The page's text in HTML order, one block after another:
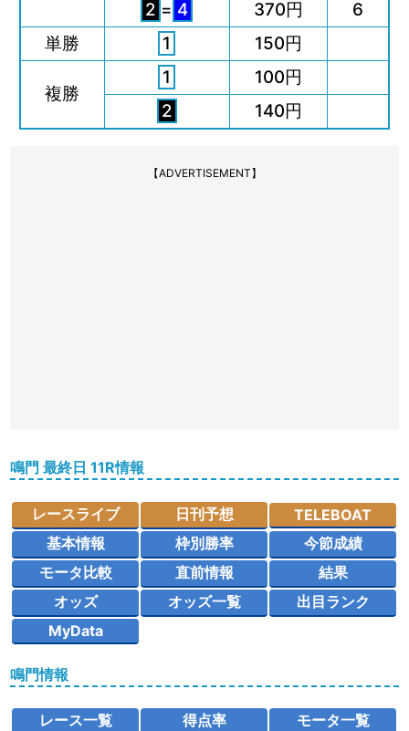
2 = 4 370円
6
単勝
1 150円
複勝
1
100円
2
140円
【ADVERTISEMENT】
鳴門 最終日 11R情報
レースライブ 日刊予想
TELEBOAT
基本情報
枠別勝率
今節成績
モータ比較
直前情報
結果
オッズ
オッズ一覧
出目ランク
MyData
鳴門情報
レース一覧 得点率
モータ一覧